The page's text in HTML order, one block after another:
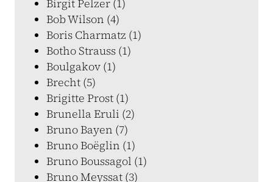
Birgit Pelzer (1)
Bob Wilson (4)
Boris Charmatz (1)
Botho Strauss (1)
Boulgakov (1)
Brecht (5)
Brigitte Prost (1)
Brunella Eruli (2)
Bruno Bayen (7)
Bruno Boëglin (1)
Bruno Boussagol (1)
Bruno Meyssat (3)